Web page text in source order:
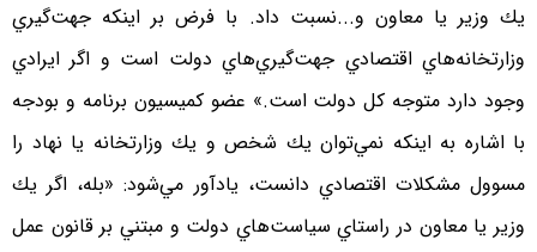
يك وزير يا معاون و...نسبت داد. با فرض بر اينكه جهت‌گيري
وزارتخانه‌هاي اقتصادي جهت‌گيري‌هاي دولت است و اگر ايرادي
وجود دارد متوجه كل دولت است.» عضو كميسيون برنامه و بودجه
با اشاره به اينكه نمي‌توان يك شخص و يك وزارتخانه يا نهاد را
مسوول مشكلات اقتصادي دانست، يادآور مي‌شود: «بله، اگر يك
وزير يا معاون در راستاي سياست‌هاي دولت و مبتني بر قانون عمل